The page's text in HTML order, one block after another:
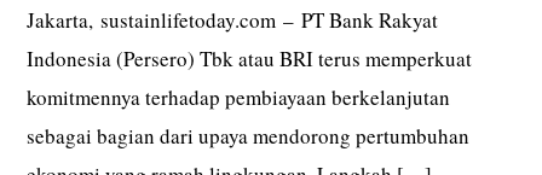
Jakarta, sustainlifetoday.com – PT Bank Rakyat
Indonesia (Persero) Tbk atau BRI terus memperkuat
komitmennya terhadap pembiayaan berkelanjutan
sebagai bagian dari upaya mendorong pertumbuhan